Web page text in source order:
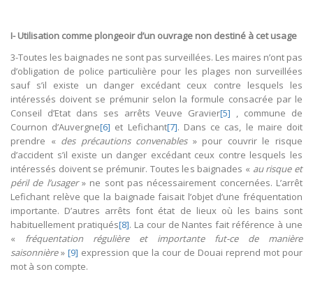
I- Utilisation comme plongeoir d’un ouvrage non destiné à cet usage
3-Toutes les baignades ne sont pas surveillées. Les maires n’ont pas
d’obligation de police particulière pour les plages non surveillées
sauf s’il existe un danger excédant ceux contre lesquels les
intéressés doivent se prémunir selon la formule consacrée par le
Conseil d’Etat dans ses arrêts Veuve Gravier[5] , commune de
Cournon d’Auvergne[6] et Lefichant[7]. Dans ce cas, le maire doit
prendre « des précautions convenables » pour couvrir le risque
d’accident s’il existe un danger excédant ceux contre lesquels les
intéressés doivent se prémunir. Toutes les baignades « au risque et
péril de l’usager» ne sont pas nécessairement concernées. L’arrêt
Lefichant relève que la baignade faisait l’objet d’une fréquentation
importante. D’autres arrêts font état de lieux où les bains sont
habituellement pratiqués[8]. La cour de Nantes fait référence à une
« fréquentation régulière et importante fut-ce de manière
saisonnière» [9] expression que la cour de Douai reprend mot pour
mot à son compte.